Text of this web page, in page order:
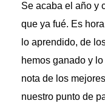
Se acaba el año y
que ya fué. Es
lo aprendido, de
hemos ganado y
nota de los
nuestro punto de